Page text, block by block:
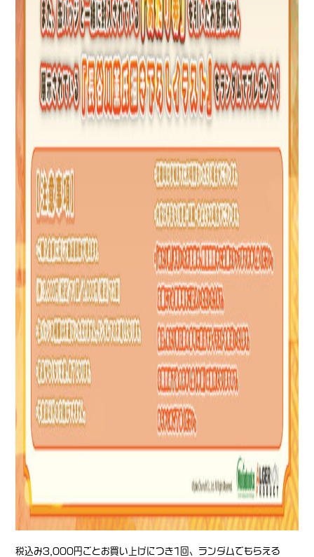
税込み3,000円ごとお買い上げにつき1回、ランダムでもらえる